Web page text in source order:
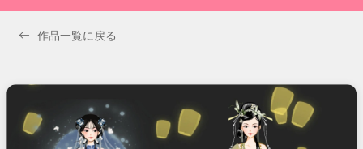
作品一覧に戻る